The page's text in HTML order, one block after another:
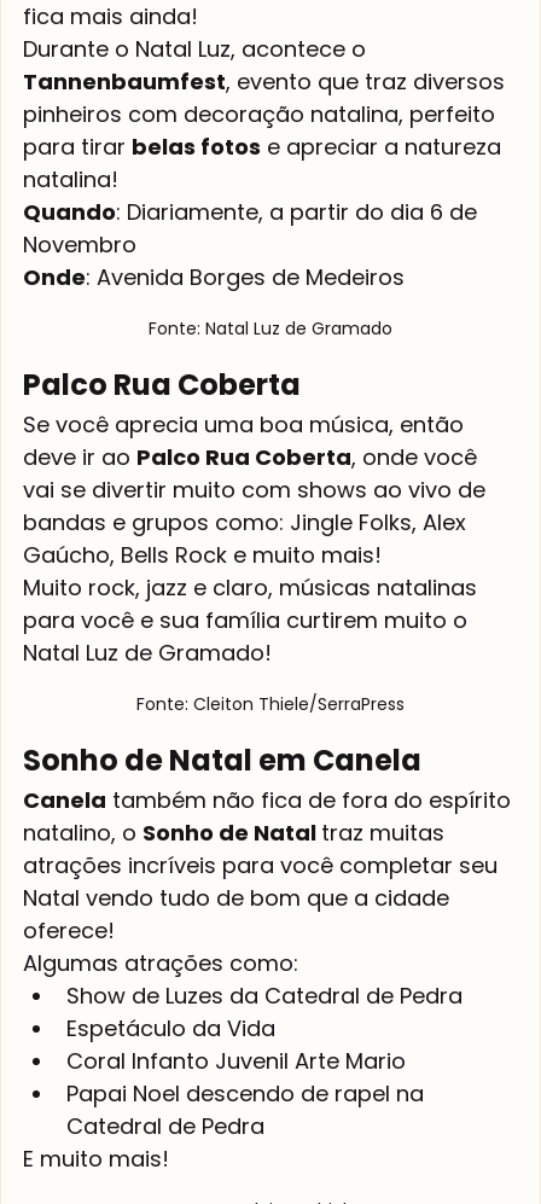
fica mais ainda!
Durante o Natal Luz, acontece o
Tannenbaumfest, evento que traz diversos
pinheiros com decoração natalina, perfeito
para tirar belas fotos e apreciar a natureza
natalina!
Quando: Diariamente, a partir do dia 6 de
Novembro
Onde: Avenida Borges de Medeiros
Fonte: Natal Luz de Gramado
Palco Rua Coberta
Se você aprecia uma boa música, então
deve ir ao Palco Rua Coberta, onde você
vai se divertir muito com shows ao vivo de
bandas e grupos como: Jingle Folks, Alex
Gaúcho, Bells Rock e muito mais!
Muito rock, jazz e claro, músicas natalinas
para você e sua família curtirem muito o
Natal Luz de Gramado!
Fonte: Cleiton Thiele/SerraPress
Sonho de Natal em Canela
Canela também não fica de fora do espírito
natalino, o Sonho de Natal traz muitas
atrações incríveis para você completar seu
Natal vendo tudo de bom que a cidade
oferece!
Algumas atrações como:
Show de Luzes da Catedral de Pedra
Espetáculo da Vida
Coral Infanto Juvenil Arte Mario
Papai Noel descendo de rapel na
Catedral de Pedra
E muito mais!